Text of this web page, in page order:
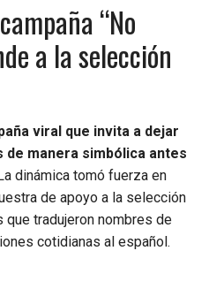
“No
a la selección
viral que invita a dejar
de manera simbólica antes
La dinámica tomó fuerza en
de apoyo a la selección
que tradujeron nombres de
cotidianas al español.